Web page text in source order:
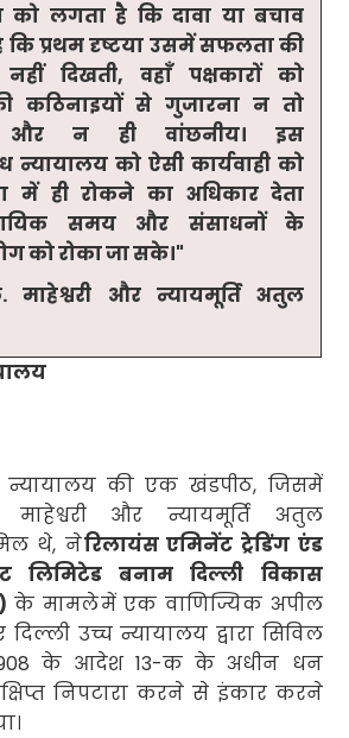
को लगता है कि दावा या बचाव
प्रथमदृष्टया उसमें सफलता की
दिखती,वहाँ पक्षकारों को
कठिनाइयों से गुजारना न तो
न ही वांछनीय। इस
न्यायालय को ऐसी कार्यवाही को
में ही रोकने का अधिकार देता
समय और संसाधनों के
को रोका जा सके।"
माहेश्वरी और न्यायमूर्ति अतुल
की एक खंडपीठ, जिसमें
माहेश्वरी और न्यायमूर्ति अतुल
थे, नेरिलायंस एमिनेंट ट्रेडिंग एंड
लिमिटेड बनाम दिल्ली विकास
के मामलेमें एक वाणिज्यिक अपील
उच्च न्यायालय द्वारा सिविल
के आदेश13-क के अधीन धन
निपटारा करने से इंकार करने